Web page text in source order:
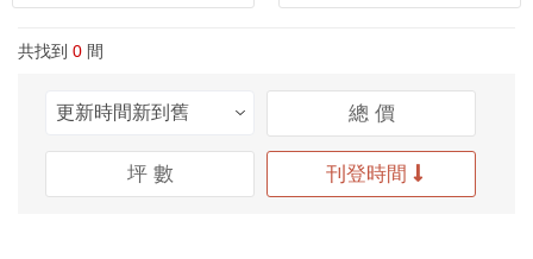
共找到 0 間
總 價
坪 數 刊登時間